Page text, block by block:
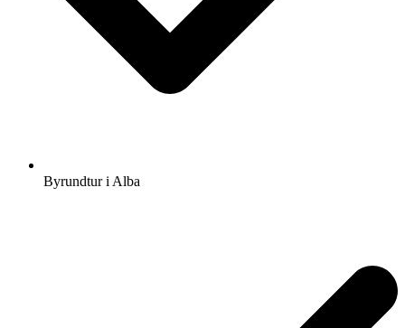
Byrundtur i Alba